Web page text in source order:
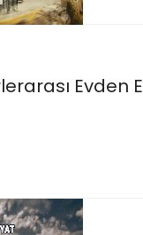
Evden